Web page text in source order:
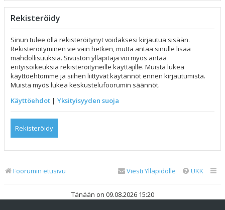
Rekisteröidy
Sinun tulee olla rekisteröitynyt voidaksesi kirjautua sisään.
Rekisteröityminen vie vain hetken, mutta antaa sinulle lisää
mahdollisuuksia. Sivuston ylläpitäjä voi myös antaa
erityisoikeuksia rekisteröityneille käyttäjille. Muista lukea
käyttöehtomme ja siihen liittyvät käytännöt ennen kirjautumista.
Muista myös lukea keskustelufoorumin säännöt.
Käyttöehdot | Yksityisyyden suoja
Rekisteröidy
Foorumin etusivu UKK
Viesti Ylläpidolle
Tänään on 09.08.2026 15:20